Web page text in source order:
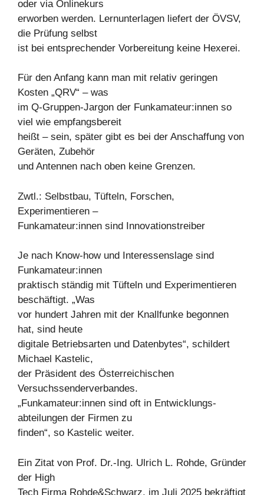
oder via Onlinekurs
erworben werden. Lernunterlagen liefert der ÖVSV,
die Prüfung selbst
ist bei entsprechender Vorbereitung keine Hexerei.
Für den Anfang kann man mit relativ geringen
Kosten „QRV“ – was
im Q-Gruppen-Jargon der Funkamateur:innen so
viel wie empfangsbereit
heißt – sein, später gibt es bei der Anschaffung von
Geräten, Zubehör
und Antennen nach oben keine Grenzen.
Zwtl.: Selbstbau, Tüfteln, Forschen,
Experimentieren –
Funkamateur:innen sind Innovationstreiber
Je nach Know-how und Interessenslage sind
Funkamateur:innen
praktisch ständig mit Tüfteln und Experimentieren
beschäftigt. „Was
vor hundert Jahren mit der Knallfunke begonnen
hat, sind heute
digitale Betriebsarten und Datenbytes“, schildert
Michael Kastelic,
der Präsident des Österreichischen
Versuchssenderverbandes.
„Funkamateur:innen sind oft in Entwicklungs-
abteilungen der Firmen zu
finden“, so Kastelic weiter.
Ein Zitat von Prof. Dr.-Ing. Ulrich L. Rohde, Gründer
der High
Tech Firma Rohde&Schwarz, im Juli 2025 bekräftigt